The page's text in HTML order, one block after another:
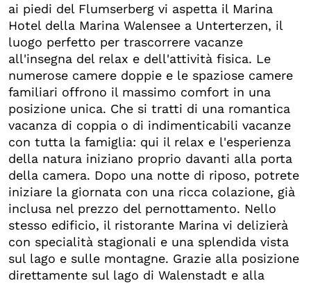
ai piedi del Flumserberg vi aspetta il Marina
Hotel della Marina Walensee a Unterterzen, il
luogo perfetto per trascorrere vacanze
all'insegna del relax e dell'attività fisica. Le
numerose camere doppie e le spaziose camere
familiari offrono il massimo comfort in una
posizione unica. Che si tratti di una romantica
vacanza di coppia o di indimenticabili vacanze
con tutta la famiglia: qui il relax e l'esperienza
della natura iniziano proprio davanti alla porta
della camera. Dopo una notte di riposo, potrete
iniziare la giornata con una ricca colazione, già
inclusa nel prezzo del pernottamento. Nello
stesso edificio, il ristorante Marina vi delizierà
con specialità stagionali e una splendida vista
sul lago e sulle montagne. Grazie alla posizione
direttamente sul lago di Walenstadt e alla